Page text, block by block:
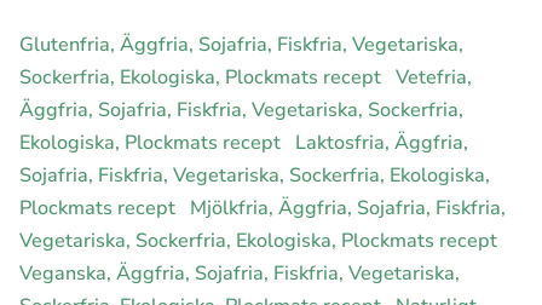
Glutenfria, Äggfria, Sojafria, Fiskfria, Vegetariska,
Sockerfria, Ekologiska, Plockmats recept Vetefria,
Äggfria, Sojafria, Fiskfria, Vegetariska, Sockerfria,
Ekologiska, Plockmats recept Laktosfria, Äggfria,
Sojafria, Fiskfria, Vegetariska, Sockerfria, Ekologiska,
Plockmats recept Mjölkfria, Äggfria, Sojafria, Fiskfria,
Vegetariska, Sockerfria, Ekologiska, Plockmats recept
Veganska, Äggfria, Sojafria, Fiskfria, Vegetariska,